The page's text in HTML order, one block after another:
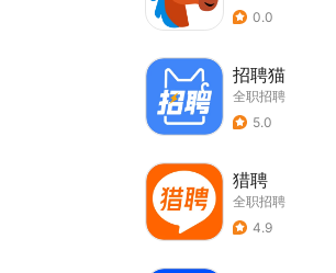
0.0
招聘猫
全职招聘
5.0
猎聘
全职招聘
4.9